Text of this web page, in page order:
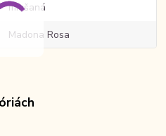
miešaná
Madona Rosa